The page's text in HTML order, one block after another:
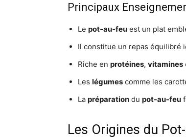
Principaux
Le pot-au-feu est un plat
Il constitue un repas équilibré
Riche en protéines, vitamines
Les légumes comme les
La préparation du pot-au-feu
Les Origines du